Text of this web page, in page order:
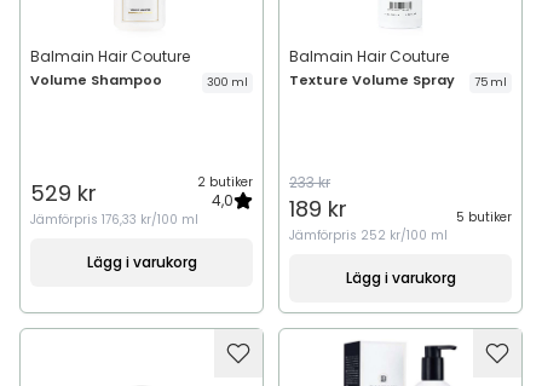
Balmain Hair Couture
Volume Shampoo 300 ml
529 kr 2 butiker
4,0
Jämförpris 176,33 kr/100 ml
Lägg i varukorg
Balmain Hair Couture
Texture Volume Spray 75 ml
233 kr
189 kr
5 butiker
Jämförpris 252 kr/100 ml
Lägg i varukorg